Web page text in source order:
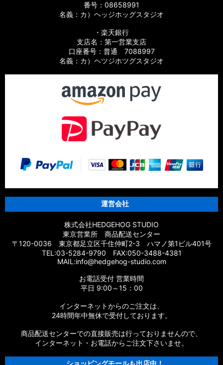
番号：08658991
名義：カ）ヘッジホッグスタジオ
・楽天銀行
支店名：第一営業支店
口座番号：普通 7088997
名義：カ）ヘツジホツグスタジオ
運営会社
株式会社HEDGEHOG STUDIO
東京営業所 商品配送センター
〒120-0036 東京都足立区千住仲町2-3 ハマノ第1ビル401号
TEL:03-5284-9790 FAX:050-3488-4381
MAIL:info@hedgehog-studio.com
お電話受付 営業時間
平日 9:00～15：00
インターネットからのご注文は、
24時間年中無休で受付しております。
商品配送センターでの直接販売は行っておりませんので、
インターネット・お電話からご注文下さいませ。
ショッピングモールも出店中！